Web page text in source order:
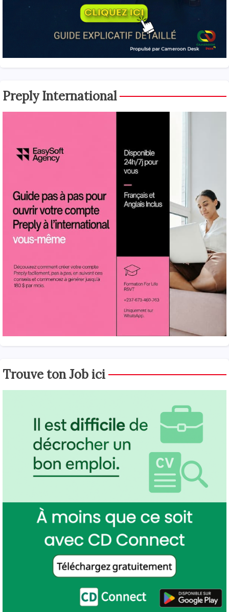
Preply International
Trouve ton Job ici